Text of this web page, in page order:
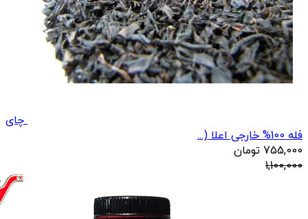
چای
فله 100% خارجی اعلا (...
755,000 تومان
1,100,000